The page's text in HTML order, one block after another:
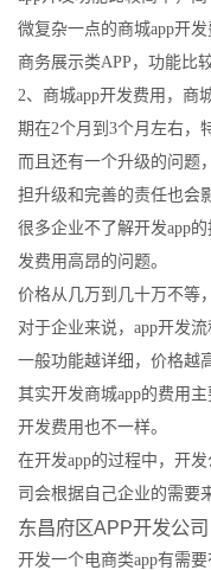
微复杂一点的商城app开
商务展示类APP，功能比
2、商城app开发费用，商
期在2个月到3个月左右，
而且还有一个升级的问题
担升级和完善的责任也会
很多企业不了解开发app
发费用高昂的问题。
价格从几万到几十万不等
对于企业来说，app开发
一般功能越详细，价格越
其实开发商城app的费用
开发费用也不一样。
在开发app的过程中，开
司会根据自己企业的需要
东昌府区APP开发公司
开发一个电商类app有需